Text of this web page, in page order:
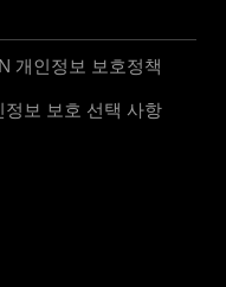
개인정보 보호정책
정보 보호 선택 사항